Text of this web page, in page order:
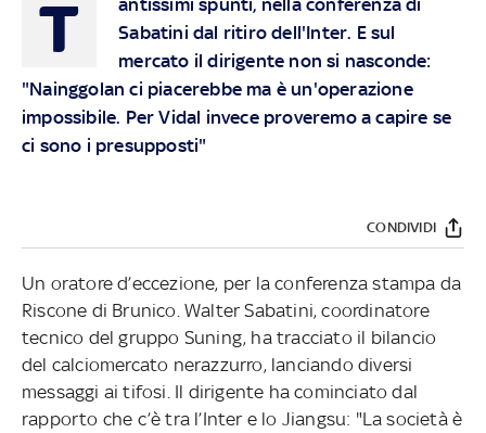
T
Sabatini dal ritiro dell'Inter. E sul
mercato il dirigente non si nasconde:
"Nainggolan ci piacerebbe ma è un'operazione
impossibile. Per Vidal invece proveremo a capire se
ci sono i presupposti"
CONDIVIDI
Un oratore d’eccezione, per la conferenza stampa da
Riscone di Brunico. Walter Sabatini, coordinatore
tecnico del gruppo Suning, ha tracciato il bilancio
del calciomercato nerazzurro, lanciando diversi
messaggi ai tifosi. Il dirigente ha cominciato dal
rapporto che c’è tra l’Inter e lo Jiangsu: "La società è